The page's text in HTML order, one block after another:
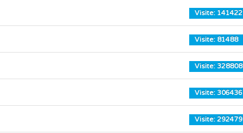
Visite: 141422
Visite: 81488
Visite: 328808
Visite: 306436
Visite: 292479